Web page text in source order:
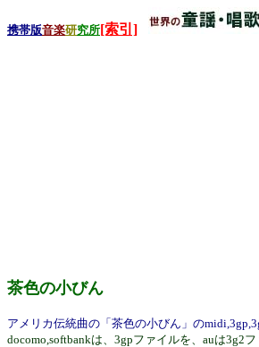
携帯版音楽研究所[索引]
茶色の小びん
アメリカ伝統曲の「茶色の小びん」の
docomo,softbankは、3gpファイルを、auは3g2